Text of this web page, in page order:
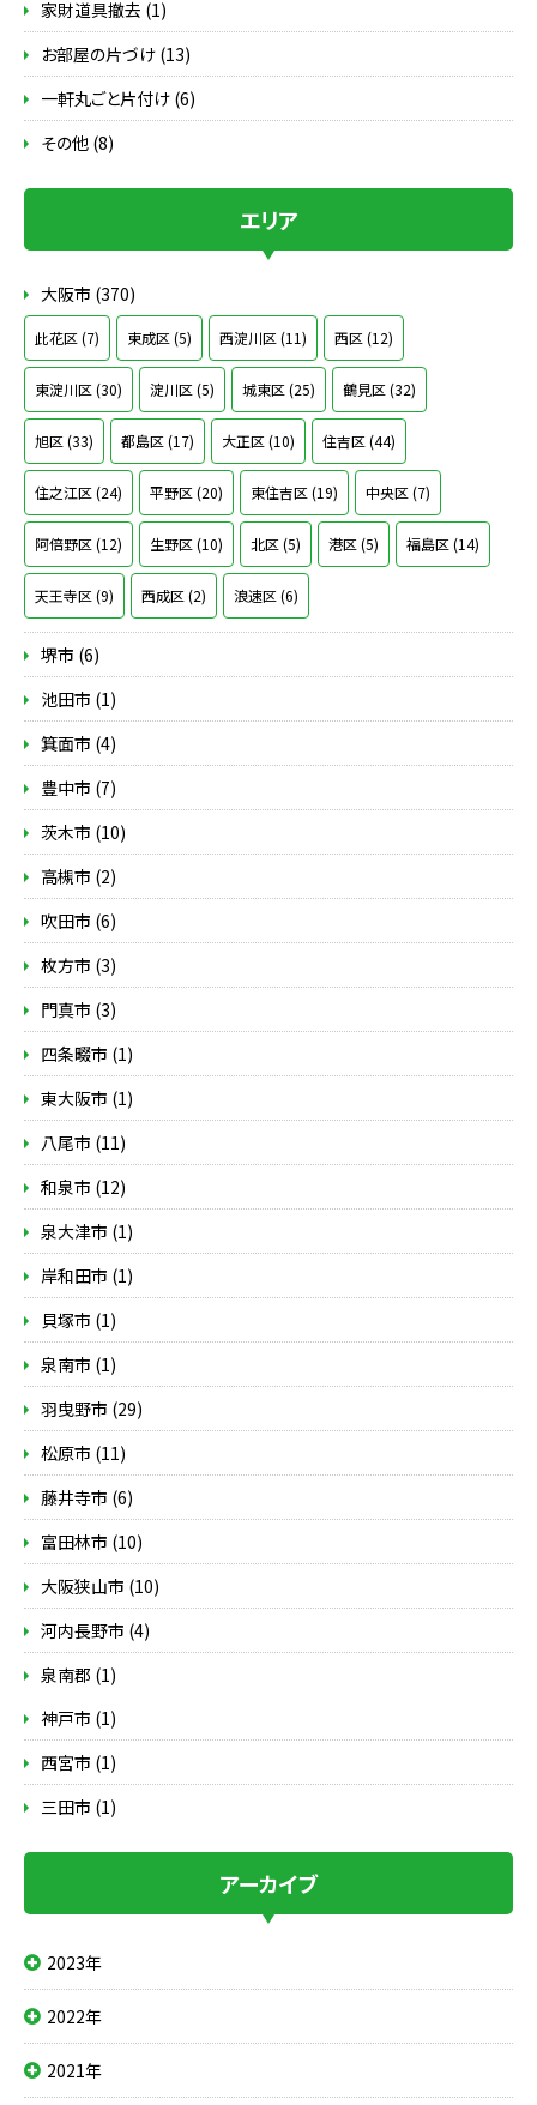
家財道具撤去 (1)
お部屋の片づけ (13)
一軒丸ごと片付け (6)
その他 (8)
エリア
大阪市 (370)
此花区 (7) 東成区 (5) 西淀川区 (11) 西区 (12)
東淀川区 (30) 淀川区 (5) 城東区 (25) 鶴見区 (32)
旭区 (33) 都島区 (17) 大正区 (10) 住吉区 (44)
住之江区 (24) 平野区 (20) 東住吉区 (19) 中央区 (7)
阿倍野区 (12) 生野区 (10) 北区 (5) 港区 (5) 福島区 (14)
天王寺区 (9) 西成区 (2) 浪速区 (6)
堺市 (6)
池田市 (1)
箕面市 (4)
豊中市 (7)
茨木市 (10)
高槻市 (2)
吹田市 (6)
枚方市 (3)
門真市 (3)
四条畷市 (1)
東大阪市 (1)
八尾市 (11)
和泉市 (12)
泉大津市 (1)
岸和田市 (1)
貝塚市 (1)
泉南市 (1)
羽曳野市 (29)
松原市 (11)
藤井寺市 (6)
富田林市 (10)
大阪狭山市 (10)
河内長野市 (4)
泉南郡 (1)
神戸市 (1)
西宮市 (1)
三田市 (1)
アーカイブ
2023年
2022年
2021年